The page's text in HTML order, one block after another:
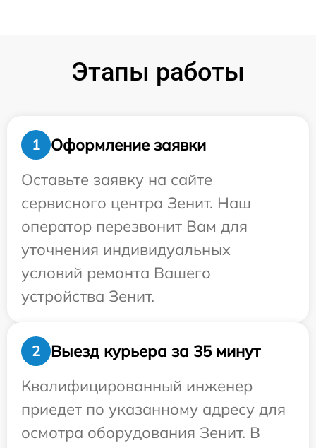
Этапы работы
1
Оформление заявки
Оставьте заявку на сайте
сервисного центра Зенит. Наш
оператор перезвонит Вам для
уточнения индивидуальных
условий ремонта Вашего
устройства Зенит.
2
Выезд курьера за 35 минут
Квалифицированный инженер
приедет по указанному адресу для
осмотра оборудования Зенит. В